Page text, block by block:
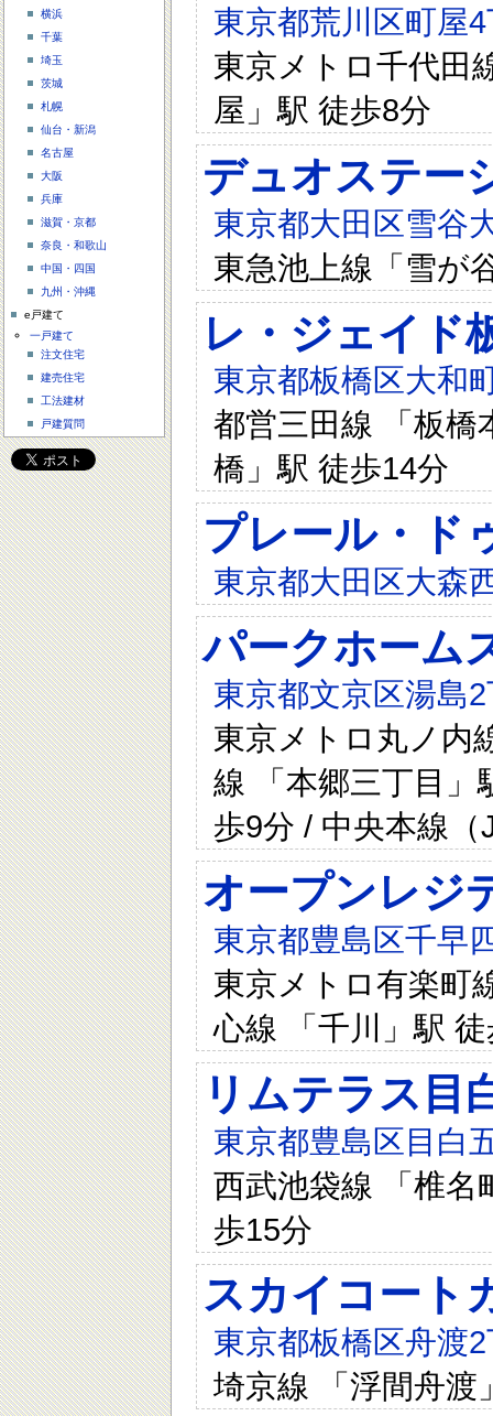
東京都荒川区町屋
東京メトロ千代田
屋」駅 徒歩8分
デュオステー
東京都大田区雪谷
東急池上線「雪が
レ・ジェイド
東京都板橋区大和
都営三田線 「板橋
橋」駅 徒歩14分
プレール・ド
東京都大田区大森
パークホーム
東京都文京区湯島
東京メトロ丸ノ内
線 「本郷三丁目」
歩9分 / 中央本線
オープンレジ
東京都豊島区千早
東京メトロ有楽町
心線 「千川」駅
リムテラス目
東京都豊島区目白
西武池袋線 「椎名
歩15分
スカイコート
東京都板橋区舟渡
埼京線 「浮間舟渡
横浜
千葉
埼玉
茨城
札幌
仙台・新潟
名古屋
大阪
兵庫
滋賀・京都
奈良・和歌山
中国・四国
九州・沖縄
e戸建て
一戸建て
注文住宅
建売住宅
工法建材
戸建質問